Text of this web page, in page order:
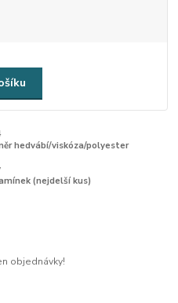
hedvábí/viskóza/polyester
(nejdelší kus)
objednávky!